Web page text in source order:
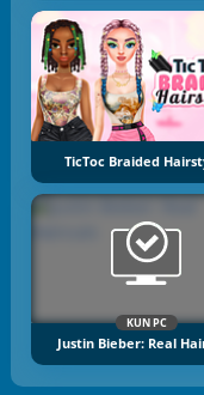
TicToc Braided
KUN PC
Justin Bieber: Real